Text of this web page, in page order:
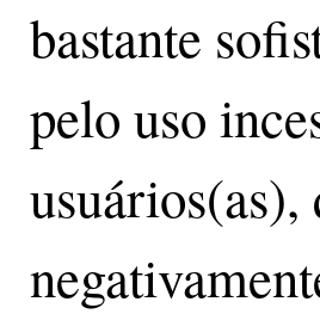
bastante
pelo uso